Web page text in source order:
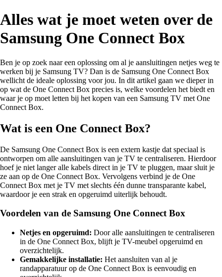
Alles wat je moet weten over de
Samsung One Connect Box
Ben je op zoek naar een oplossing om al je aansluitingen netjes weg te
werken bij je Samsung TV? Dan is de Samsung One Connect Box
wellicht de ideale oplossing voor jou. In dit artikel gaan we dieper in
op wat de One Connect Box precies is, welke voordelen het biedt en
waar je op moet letten bij het kopen van een Samsung TV met One
Connect Box.
Wat is een One Connect Box?
De Samsung One Connect Box is een extern kastje dat speciaal is
ontworpen om alle aansluitingen van je TV te centraliseren. Hierdoor
hoef je niet langer alle kabels direct in je TV te pluggen, maar sluit je
ze aan op de One Connect Box. Vervolgens verbind je de One
Connect Box met je TV met slechts één dunne transparante kabel,
waardoor je een strak en opgeruimd uiterlijk behoudt.
Voordelen van de Samsung One Connect Box
Netjes en opgeruimd: Door alle aansluitingen te centraliseren
in de One Connect Box, blijft je TV-meubel opgeruimd en
overzichtelijk.
Gemakkelijke installatie: Het aansluiten van al je
randapparatuur op de One Connect Box is eenvoudig en